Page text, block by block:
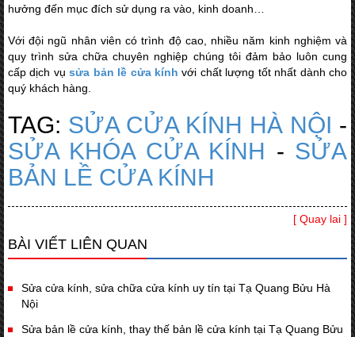
hưởng đến mục đích sử dụng ra vào, kinh doanh…
Với đội ngũ nhân viên có trình độ cao, nhiều năm kinh nghiệm và
quy trình sửa chữa chuyên nghiệp chúng tôi đảm bảo luôn cung
cấp dịch vụsửa bản lề cửa kính với chất lượng tốt nhất dành cho
quý khách hàng.
TAG: SỬA CỬA KÍNH HÀ NỘI -
SỬA KHÓA CỬA KÍNH - SỬA
BẢN LỀ CỬA KÍNH
[ Quay lai ]
BÀI VIẾT LIÊN QUAN
Sửa cửa kính, sửa chữa cửa kính uy tín tại Tạ Quang Bửu Hà
Nội
Sửa bản lề cửa kính, thay thế bản lề cửa kính tại Tạ Quang Bửu